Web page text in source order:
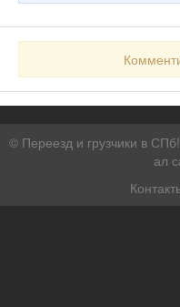
© Переезд и грузчики в СПб!
ал